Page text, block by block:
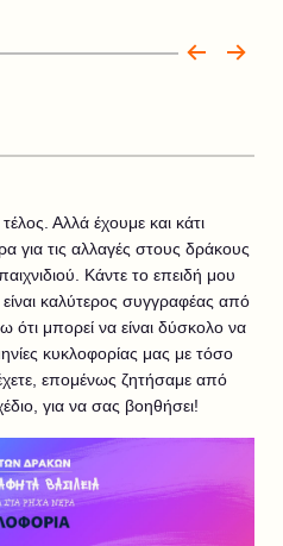
Αλλά έχουμε και κάτι
για τις αλλαγές στους δράκους
Κάντε το επειδή μου
καλύτερος συγγραφέας από
ότι μπορεί να είναι δύσκολο να
κυκλοφορίας μας με τόσο
επομένως ζητήσαμε από
για να σας βοηθήσει!